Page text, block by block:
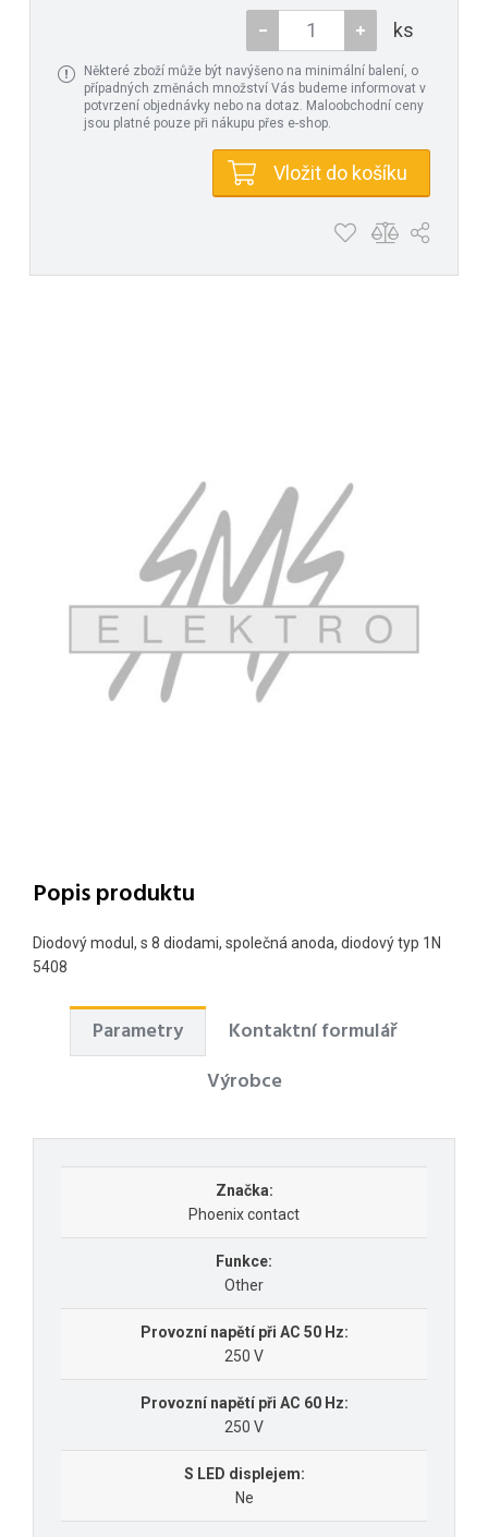
ks
Některé zboží může být navýšeno na minimální balení, o
případných změnách množství Vás budeme informovat v
potvrzení objednávky nebo na dotaz. Maloobchodní ceny
jsou platné pouze při nákupu přes e-shop.
Vložit do košíku
Popis produktu
Diodový modul, s 8 diodami, společná anoda, diodový typ 1N
5408
Parametry
Kontaktní formulář
Výrobce
Značka:
Phoenix contact
Funkce:
Other
Provozní napětí při AC 50 Hz:
250 V
Provozní napětí při AC 60 Hz:
250 V
S LED displejem:
Ne